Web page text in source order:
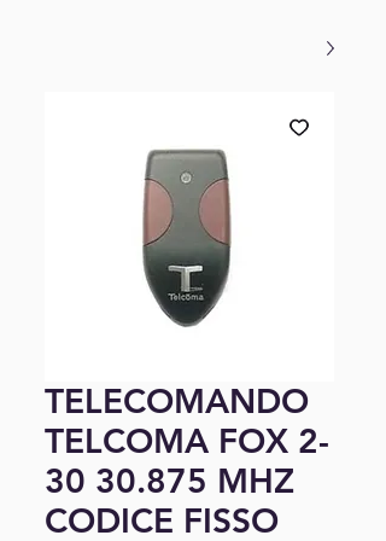
TELECOMANDO
TELCOMA FOX 2-
30 30.875 MHZ
CODICE FISSO